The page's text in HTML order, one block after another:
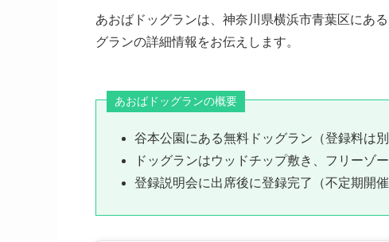
あおばドッグランは、神奈川県横浜市青葉区にあ
グランの詳細情報をお伝えします。
あおばドッグランの概要
谷本公園にある無料ドッグラン（登録料は別
ドッグランはウッドチップ敷き、フリーゾ
登録説明会に出席後に登録完了（不定期開催